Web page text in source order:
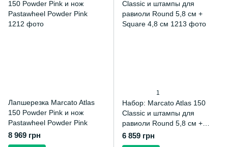
Лапшерезка Marcato Atlas
150 Powder Pink и нож
Pastawheel Powder Pink
8 969 грн
1
Набор: Marcato Atlas 150
Classic и штампы для
равиоли Round 5,8 см +
Square 4,8 см
6 859 грн